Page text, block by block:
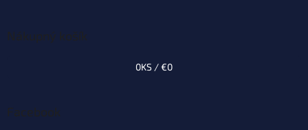
Nákupný košík
0KS /€0
Facebook